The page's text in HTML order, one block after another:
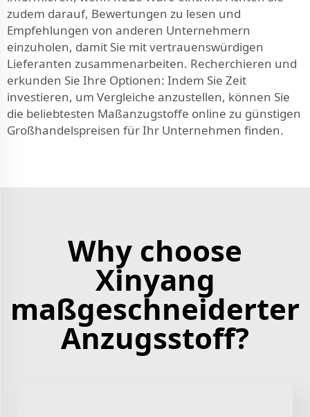
zudem darauf, Bewertungen zu lesen und
Empfehlungen von anderen Unternehmern
einzuholen, damit Sie mit vertrauenswürdigen
Lieferanten zusammenarbeiten. Recherchieren und
erkunden Sie Ihre Optionen: Indem Sie Zeit
investieren, um Vergleiche anzustellen, können Sie
die beliebtesten Maßanzugstoffe online zu günstigen
Großhandelspreisen für Ihr Unternehmen finden.
Why choose
Xinyang
maßgeschneiderter
Anzugsstoff?